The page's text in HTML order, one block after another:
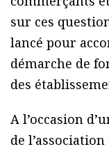
sur ces
lancé pour
démarche de
des
A l’occasion
de